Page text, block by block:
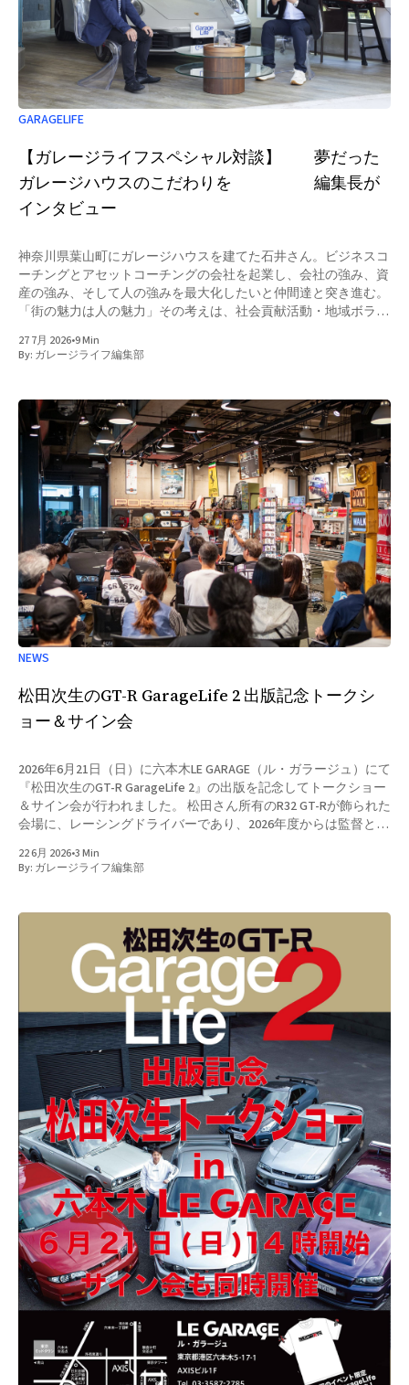
GARAGELIFE
【ガレージライフスペシャル対談】 夢だった
ガレージハウスのこだわりを 編集長が
インタビュー
神奈川県葉山町にガレージハウスを建てた石井さん。ビジネスコ
ーチングとアセットコーチングの会社を起業し、会社の強み、資
産の強み、そして人の強みを最大化したいと仲間達と突き進む。
「街の魅力は人の魅力」その考えは、社会貢献活動・地域ボラン
には飾らないでいられるので何でも相談でき勇気をもらえます」
と笑う。街づくりにも関心があり、ガレージハウスや資産のコン
営に携わっている。
27 7月 2026•9 Min
By: ガレージライフ編集部
NEWS
松田次生のGT-R GarageLife 2 出版記念トークシ
ョー＆サイン会
2026年6月21日（日）に六本木LE GARAGE（ル・ガラージュ）にて
『松田次生のGT-R GarageLife 2』の出版を記念してトークショー
＆サイン会が行われました。 松田さん所有のR32 GT-Rが飾られた
会場に、レーシングドライバーであり、2026年度からは監督とし
ても活動されている松田次生さんが登壇。熱心なファン垂涎のテ
ーマで熱いトークが繰り広げられました。 松田さんのGT-Rへの
んが足を運び、GT-Rオーナーのこだわりのガレージを訪問した際
のエピソードなど多くの貴重なお話が聞くことが出来ました。
また今年から監督としても活動されている、今後のレース活動や
監督としての意気込みも語られていました。 また6月18日が松田
さんのお誕生日という事もあり、サプライズとして今回のGT-R
GarageLifeの表紙が印刷されたケーキの贈呈も！ トークショー終
了後、当日会場で対象書籍を購入した方を対象にサイン会が実施
されました。 会場
22 6月 2026•3 Min
By: ガレージライフ編集部